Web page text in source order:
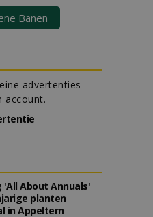
Banen
advertenties
account.
'All About Annuals'
planten
in Appeltern